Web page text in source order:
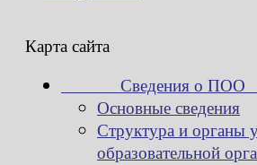
Карта сайта
Сведения о
Основные сведения
Структура и органы
образовательной